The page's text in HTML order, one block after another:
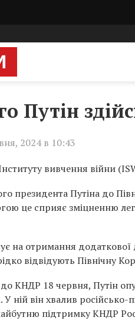
Путін
2024 в 10:43
вивчення війни
президента Путіна до
це сприяє зміцненню
на отримання
відвідують Північну
КНДР 18 червня, Путін
ній він хвалив російсько-
підтримку КНДР